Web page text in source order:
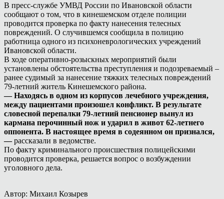
В пресс-службе УМВД России по Ивановской области
сообщают о том, что в кинешемском отделе полиции
проводится проверка по факту нанесения телесных
повреждений. О случившемся сообщила в полицию
работница одного из психоневрологических учреждений
Ивановской области.
В ходе оперативно-розыскных мероприятий были
установлены обстоятельства преступления и подозреваемый –
ранее судимый за нанесение тяжких телесных повреждений
79-летний житель Кинешемского района.
— Находясь в одном из корпусов лечебного учреждения,
между пациентами произошел конфликт. В результате
словесной перепалки 79-летний пенсионер вынул из
кармана перочинный нож и ударил в живот 62-летнего
оппонента. В настоящее время в содеянном он признался,
—рассказали в ведомстве.
По факту криминального происшествия полицейскими
проводится проверка, решается вопрос о возбуждении
уголовного дела.
Автор: Михаил Козырев